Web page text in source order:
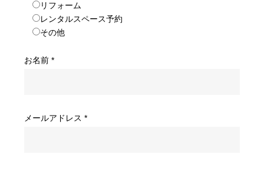
リフォーム
レンタルスペース予約
その他
お名前 *
メールアドレス *